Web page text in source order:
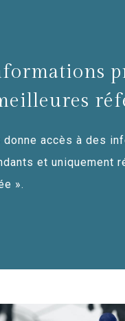
accès à des
et uniquement
».